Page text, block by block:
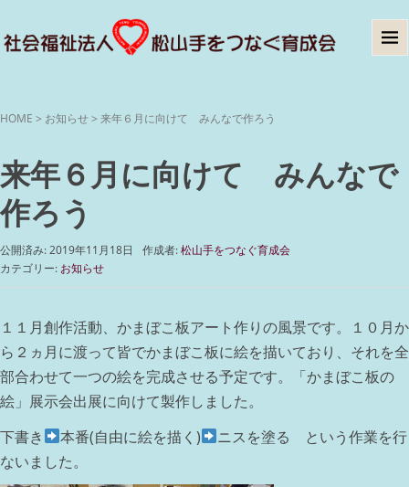
HOME > お知らせ> 来年６月に向けて みんなで作ろう
来年６月に向けて みんなで
作ろう
公開済み: 2019年11月18日 作成者:松山手をつなぐ育成会
カテゴリー: お知らせ
１１月創作活動、かまぼこ板アート作りの風景です。１０月か
ら２ヵ月に渡って皆でかまぼこ板に絵を描いており、それを全
部合わせて一つの絵を完成させる予定です。「かまぼこ板の
絵」展示会出展に向けて製作しました。
下書き
本番(自由に絵を描く)
ニスを塗る という作業を行
ないました。